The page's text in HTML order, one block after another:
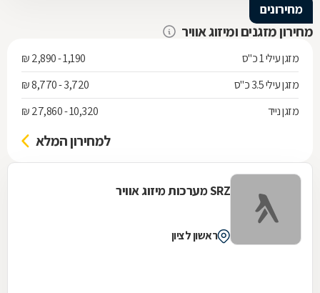
מחירונים
מחירון מזגנים ומיזוג אוויר
מזגן עילי 1 כ"ס
1,190 - 2,890 ₪
מזגן עילי 3.5 כ"ס
3,720 - 8,770 ₪
מזגן נייד
10,320 - 27,860 ₪
למחירון המלא
SRZ מערכות מיזוג אוויר
ראשון לציון